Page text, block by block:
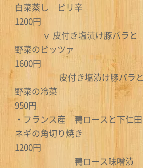
白菜蒸し ピリ辛
1200円
ｖ 皮付き塩漬け豚バラと
野菜のピッツァ
1600円
皮付き塩漬け豚バラと
野菜の冷菜
950円
・フランス産 鴨ロースと下仁田
ネギの角切り焼き
1200円
鴨ロース味噌漬